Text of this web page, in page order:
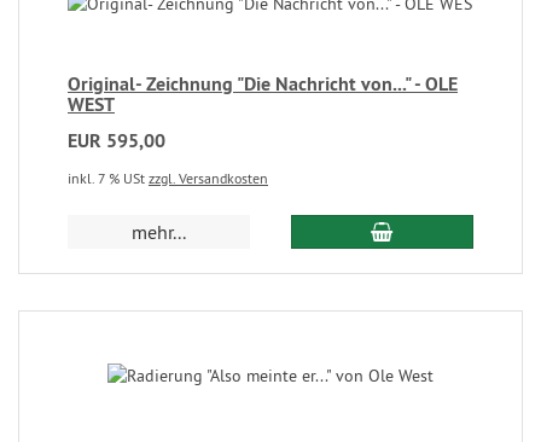
Original- Zeichnung "Die Nachricht von..." - OLE
WEST
EUR 595,00
inkl. 7 % USt zzgl. Versandkosten
mehr...